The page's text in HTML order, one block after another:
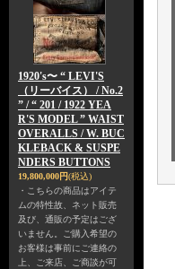
1920's〜 “ LEVI'S
（リーバイス） / No.2
” / “ 201 / 1922 YEA
R'S MODEL ” WAIST
OVERALLS / W. BUC
KLEBACK & SUSPE
NDERS BUTTONS
19,800,000円(税込)
・こちらの商品はアイテ
ムの特性故、ネット販売
及び、通販の予定はござ
いません。ご購入希望の
お客様は事前にご連絡の
上、ご来店、ご商談が可